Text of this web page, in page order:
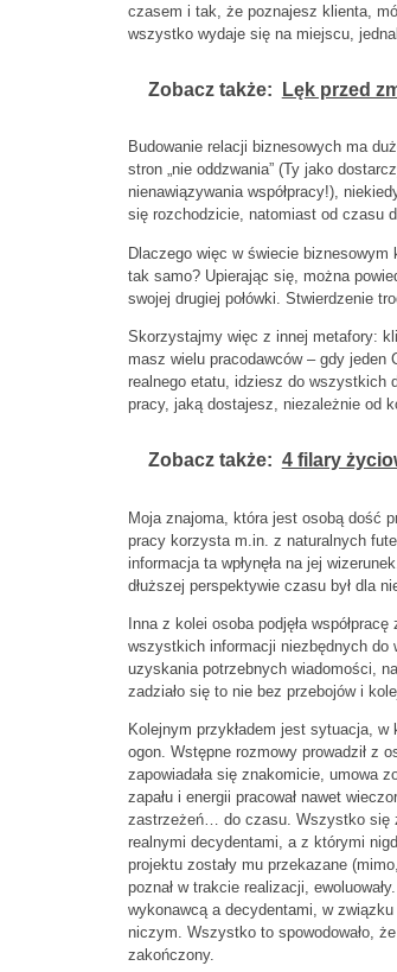
czasem i tak, że poznajesz klienta,
wszystko wydaje się na miejscu,
Zobacz także: Lęk przed
Budowanie relacji biznesowych ma
stron „nie oddzwania” (Ty jako
nienawiązywania współpracy!),
się rozchodzicie, natomiast od czasu
Dlaczego więc w świecie
tak samo? Upierając się, można
swojej drugiej połówki. Stwierdzenie
Skorzystajmy więc z innej metafory:
masz wielu pracodawców – gdy jeden
realnego etatu, idziesz do wszystkich
pracy, jaką dostajesz, niezależnie od
Zobacz także: 4 filary
Moja znajoma, która jest osobą dość
pracy korzysta m.in. z naturalnych
informacja ta wpłynęła na jej
dłuższej perspektywie czasu był dla
Inna z kolei osoba podjęła
wszystkich informacji niezbędnych do
uzyskania potrzebnych wiadomości,
zadziało się to nie bez przebojów i
Kolejnym przykładem jest sytuacja, w
ogon. Wstępne rozmowy prowadził z
zapowiadała się znakomicie, umowa
zapału i energii pracował nawet
zastrzeżeń… do czasu. Wszystko się
realnymi decydentami, a z którymi
projektu zostały mu przekazane
poznał w trakcie realizacji,
wykonawcą a decydentami, w
niczym. Wszystko to spowodowało,
zakończony.